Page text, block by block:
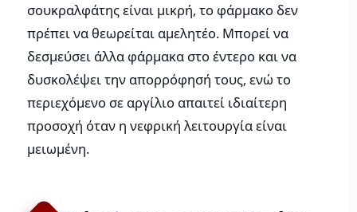
σουκραλφάτης είναι μικρή, το φάρμακο δεν
πρέπει να θεωρείται αμελητέο. Μπορεί να
δεσμεύσει άλλα φάρμακα στο έντερο και να
δυσκολέψει την απορρόφησή τους, ενώ το
περιεχόμενο σε αργίλιο απαιτεί ιδιαίτερη
προσοχή όταν η νεφρική λειτουργία είναι
μειωμένη.